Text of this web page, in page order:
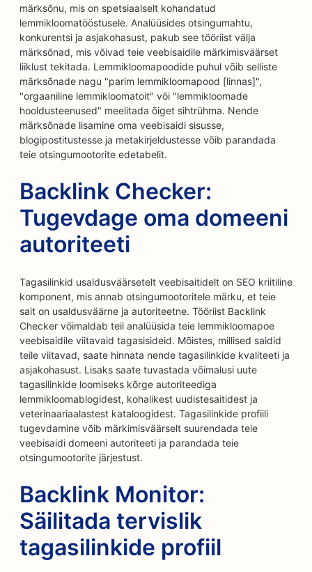
märksõnu, mis on spetsiaalselt kohandatud
lemmikloomatööstusele. Analüüsides otsingumahtu,
konkurentsi ja asjakohasust, pakub see tööriist välja
märksõnad, mis võivad teie veebisaidile märkimisväärset
liiklust tekitada. Lemmikloomapoodide puhul võib selliste
märksõnade nagu "parim lemmikloomapood [linnas]",
"orgaaniline lemmikloomatoit" või "lemmikloomade
hooldusteenused" meelitada õiget sihtrühma. Nende
märksõnade lisamine oma veebisaidi sisusse,
blogipostitustesse ja metakirjeldustesse võib parandada
teie otsingumootorite edetabelit.
Backlink Checker:
Tugevdage oma domeeni
autoriteeti
Tagasilinkid usaldusväärsetelt veebisaitidelt on SEO kriitiline
komponent, mis annab otsingumootoritele märku, et teie
sait on usaldusväärne ja autoriteetne. Tööriist Backlink
Checker võimaldab teil analüüsida teie lemmikloomapoe
veebisaidile viitavaid tagasisideid. Mõistes, millised saidid
teile viitavad, saate hinnata nende tagasilinkide kvaliteeti ja
asjakohasust. Lisaks saate tuvastada võimalusi uute
tagasilinkide loomiseks kõrge autoriteediga
lemmikloomablogidest, kohalikest uudistesaitidest ja
veterinaariaalastest kataloogidest. Tagasilinkide profiili
tugevdamine võib märkimisväärselt suurendada teie
veebisaidi domeeni autoriteeti ja parandada teie
otsingumootorite järjestust.
Backlink Monitor:
Säilitada tervislik
tagasilinkide profiil